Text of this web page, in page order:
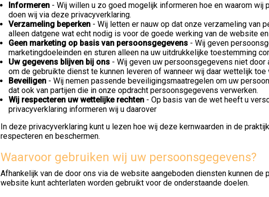
Informeren - Wij willen u zo goed mogelijk informeren hoe en waarom wij
doen wij via deze privacyverklaring.
Verzameling beperken - Wij letten er nauw op dat onze verzameling van
alleen datgene wat echt nodig is voor de goede werking van de website
Geen marketing op basis van persoonsgegevens - Wij geven
marketingdoeleinden en sturen alleen na uw uitdrukkelijke toestemming
Uw gegevens blijven bij ons - Wij geven uw persoonsgegevens niet door
om de gebruikte dienst te kunnen leveren of wanneer wij daar wettelijk toe
Beveiligen - Wij nemen passende beveiligingsmaatregelen om uw
dat ook van partijen die in onze opdracht persoonsgegevens verwerken.
Wij respecteren uw wettelijke rechten - Op basis van de wet heeft u
privacyverklaring informeren wij u daarover
In deze privacyverklaring kunt u lezen hoe wij deze kernwaarden in de
respecteren en beschermen.
Waarvoor gebruiken wij uw persoonsgegevens?
Afhankelijk van de door ons via de website aangeboden diensten kunnen
website kunt achterlaten worden gebruikt voor de onderstaande doelen.